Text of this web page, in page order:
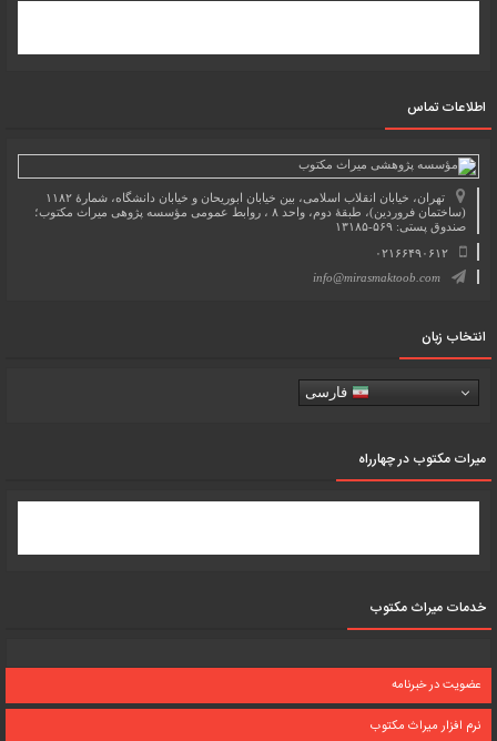
اطلاعات تماس
تهران، خیابان انقلاب اسلامی، بین خیابان ابوریحان و خیابان دانشگاه، شمارۀ ۱۱۸۲
(ساختمان فروردین)، طبقۀ دوم، واحد ۸ ، روابط عمومی مؤسسه پژوهی میراث مکتوب؛
صندوق پستی: ۵۶۹-۱۳۱۸۵
۰۲۱۶۶۴۹۰۶۱۲
info@mirasmaktoob.com
انتخاب زبان
فارسی
میرات مکتوب در چهارراه
خدمات میراث مکتوب
عضویت در خبرنامه
نرم افزار میراث مکتوب